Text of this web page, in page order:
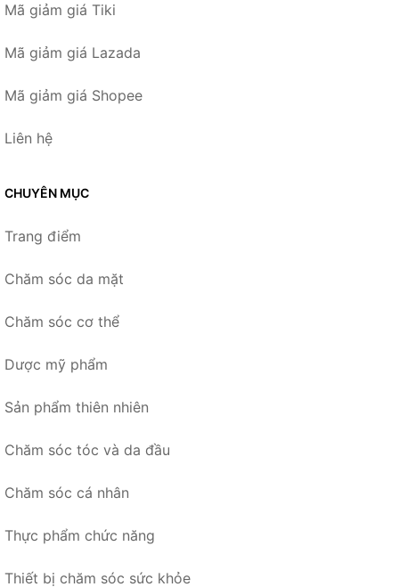
Mã giảm giá Tiki
Mã giảm giá Lazada
Mã giảm giá Shopee
Liên hệ
CHUYÊN MỤC
Trang điểm
Chăm sóc da mặt
Chăm sóc cơ thể
Dược mỹ phẩm
Sản phẩm thiên nhiên
Chăm sóc tóc và da đầu
Chăm sóc cá nhân
Thực phẩm chức năng
Thiết bị chăm sóc sức khỏe